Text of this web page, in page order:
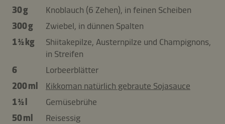
30 g
Knoblauch (6 Zehen), in feinen Scheiben
300 g
Zwiebel, in dünnen Spalten
1 ½ kg
Shiitakepilze, Austernpilze und Champignons,
in Streifen
6
Lorbeerblätter
200 ml
Kikkoman natürlich gebraute Sojasauce
1 ½ l
Gemüsebrühe
50 ml
Reisessig